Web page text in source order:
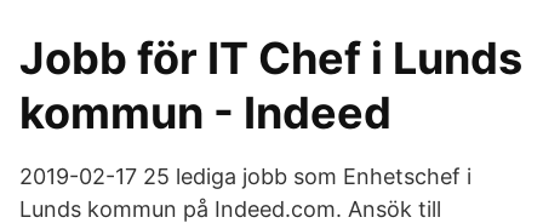
Jobb för IT Chef i Lunds
kommun - Indeed
2019-02-17 25 lediga jobb som Enhetschef i
Lunds kommun på Indeed.com. Ansök till